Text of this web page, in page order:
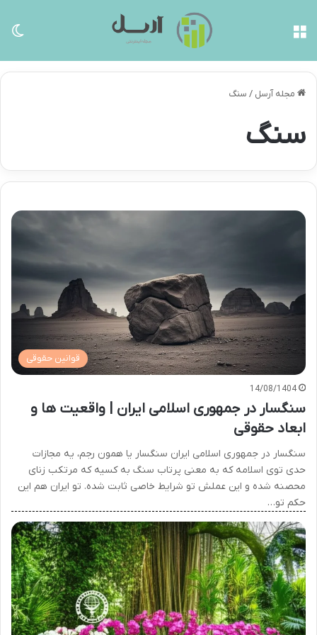
مجله آرسل / سنگ
سنگ
قوانین حقوقی
14/08/1404
سنگسار در جمهوری اسلامی ایران | واقعیت ها و
ابعاد حقوقی
سنگسار در جمهوری اسلامی ایران سنگسار یا همون رجم، یه مجازات
حدی توی اسلامه که به معنی پرتاب سنگ به کسیه که مرتکب زنای
محصنه شده و این عملش تو شرایط خاصی ثابت شده. تو ایران هم این
حکم تو…